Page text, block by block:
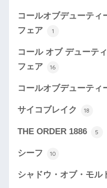
コールオブデューテ
フェア
1
コール オブ デューテ
フェア
16
コールオブデューティ
サイコブレイク 18
THE ORDER 1886 5
シーフ 10
シャドウ・オブ・モル